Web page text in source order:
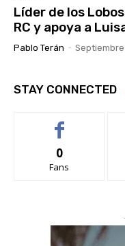
Líder de los
RC y apoya a
Pablo Terán - Septiembre
STAY CONNECTED
0
Fans